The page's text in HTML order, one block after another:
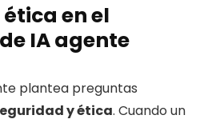
en el
IA agente
plantea preguntas
y ética. Cuando un